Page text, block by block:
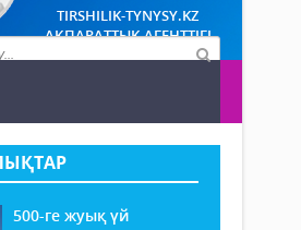
TIRSHILIK-TYNYSY.KZ
АҚПАРАТТЫҚ АГЕНТТІГІ
500-ге жуық үй